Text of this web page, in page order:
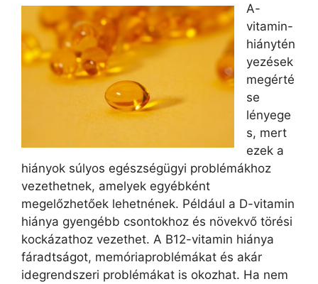
A-
vitamin-
hiánytén
yezések
megérté
se
lényege
s, mert
ezek a
hiányok súlyos egészségügyi problémákhoz
vezethetnek, amelyek egyébként
megelőzhetőek lehetnének. Például a D-vitamin
hiánya gyengébb csontokhoz és növekvő törési
kockázathoz vezethet. A B12-vitamin hiánya
fáradtságot, memóriaproblémákat és akár
idegrendszeri problémákat is okozhat. Ha nem